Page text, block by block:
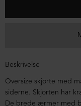
Beskrivelse
Oversize skjorte med
siderne. Skjorten har
De brede ærmer med